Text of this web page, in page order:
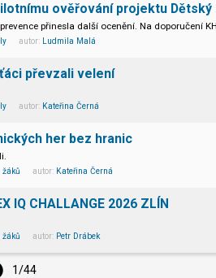
přinesla další ocenění. Na doporučení
autor: Ludmila Malá
převzali velení
autor: Kateřina Černá
her bez hranic
žáků autor: Kateřina Černá
IQ CHALLANGE 2026 ZLÍN
žáků autor: Petr Drábek
1/44